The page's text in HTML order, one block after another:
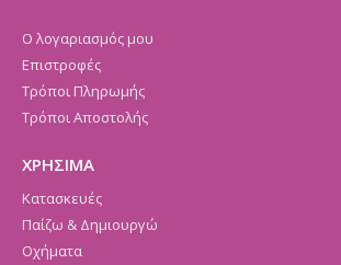
Ο λογαριασμός μου
Επιστροφές
Τρόποι Πληρωμής
Τρόποι Αποστολής
ΧΡΗΣΙΜΑ
Κατασκευές
Παίζω & Δημιουργώ
Οχήματα